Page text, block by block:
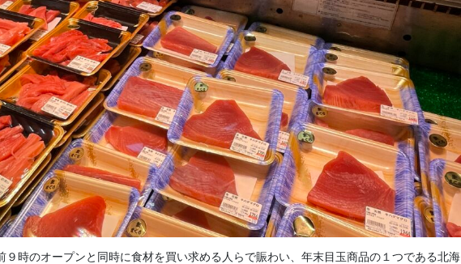
９時のオープンと同時に食材を買い求める人らで賑わい、年末目玉商品の１つである北海